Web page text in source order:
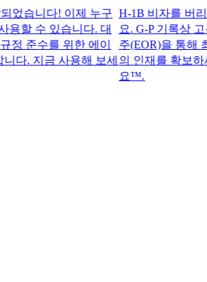
습니다! 이제 누구
수 있습니다. 대
준수를 위한 에이
. 지금 사용해 보세
H-1B 비자를 버리세
요. G-P 기록상 고용
주(EOR)을 통해 최고
의 인재를 확보하세
요™.​​